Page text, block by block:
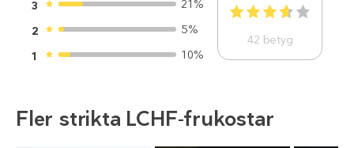
3
21%
2
5%
1
10%
1 2 3 4 5
42 betyg
Fler strikta LCHF-frukostar